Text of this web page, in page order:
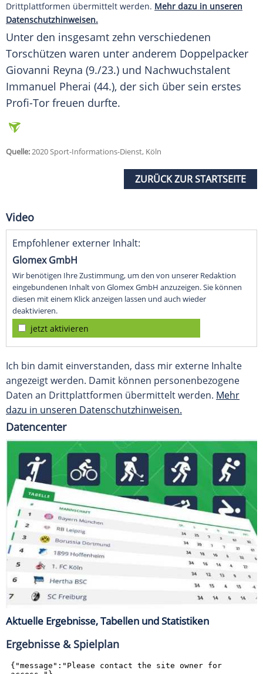
Drittplattformen übermittelt werden. Mehr dazu in unseren
Datenschutzhinweisen.
Unter den insgesamt zehn verschiedenen
Torschützen waren unter anderem Doppelpacker
Giovanni Reyna (9./23.) und Nachwuchstalent
Immanuel Pherai (44.), der sich über sein erstes
Profi-Tor freuen durfte.
Quelle:2020 Sport-Informations-Dienst, Köln
ZURÜCK ZUR STARTSEITE
Video
Empfohlener externer Inhalt:
Glomex GmbH
Wir benötigen Ihre Zustimmung, um den von unserer Redaktion
eingebundenen Inhalt von Glomex GmbH anzuzeigen. Sie können
diesen mit einem Klick anzeigen lassen und auch wieder
deaktivieren.
jetzt aktivieren
Ich bin damit einverstanden, dass mir externe Inhalte
angezeigt werden. Damit können personenbezogene
Daten an Drittplattformen übermittelt werden. Mehr
dazu in unseren Datenschutzhinweisen.
Datencenter
Aktuelle Ergebnisse, Tabellen und Statistiken
Ergebnisse & Spielplan